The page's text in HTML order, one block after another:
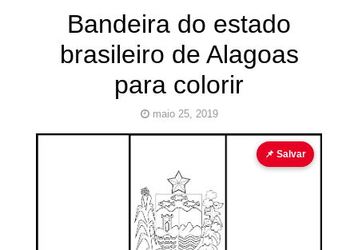
Bandeira do estado
brasileiro de Alagoas
para colorir
maio 25, 2019
📌 Salvar